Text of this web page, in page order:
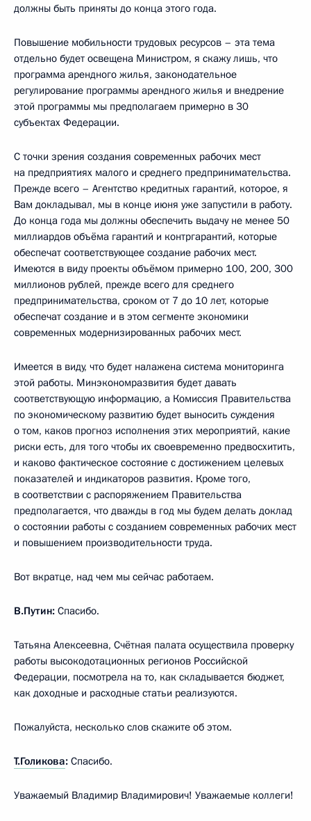
должны быть приняты до конца этого года.
Повышение мобильности трудовых ресурсов – эта тема
отдельно будет освещена Министром, я скажу лишь, что
программа арендного жилья, законодательное
регулирование программы арендного жилья и внедрение
этой программы мы предполагаем примерно в 30
субъектах Федерации.
С точки зрения создания современных рабочих мест
на предприятиях малого и среднего предпринимательства.
Прежде всего – Агентство кредитных гарантий, которое, я
Вам докладывал, мы в конце июня уже запустили в работу.
До конца года мы должны обеспечить выдачу не менее 50
миллиардов объёма гарантий и контргарантий, которые
обеспечат соответствующее создание рабочих мест.
Имеются в виду проекты объёмом примерно 100, 200, 300
миллионов рублей, прежде всего для среднего
предпринимательства, сроком от 7 до 10 лет, которые
обеспечат создание и в этом сегменте экономики
современных модернизированных рабочих мест.
Имеется в виду, что будет налажена система мониторинга
этой работы. Минэкономразвития будет давать
соответствующую информацию, а Комиссия Правительства
по экономическому развитию будет выносить суждения
о том, каков прогноз исполнения этих мероприятий, какие
риски есть, для того чтобы их своевременно предвосхитить,
и каково фактическое состояние с достижением целевых
показателей и индикаторов развития. Кроме того,
в соответствии с распоряжением Правительства
предполагается, что дважды в год мы будем делать доклад
о состоянии работы с созданием современных рабочих мест
и повышением производительности труда.
Вот вкратце, над чем мы сейчас работаем.
В.Путин: Спасибо.
Татьяна Алексеевна, Счётная палата осуществила проверку
работы высокодотационных регионов Российской
Федерации, посмотрела на то, как складывается бюджет,
как доходные и расходные статьи реализуются.
Пожалуйста, несколько слов скажите об этом.
Т.Голикова: Спасибо.
Уважаемый Владимир Владимирович! Уважаемые коллеги!